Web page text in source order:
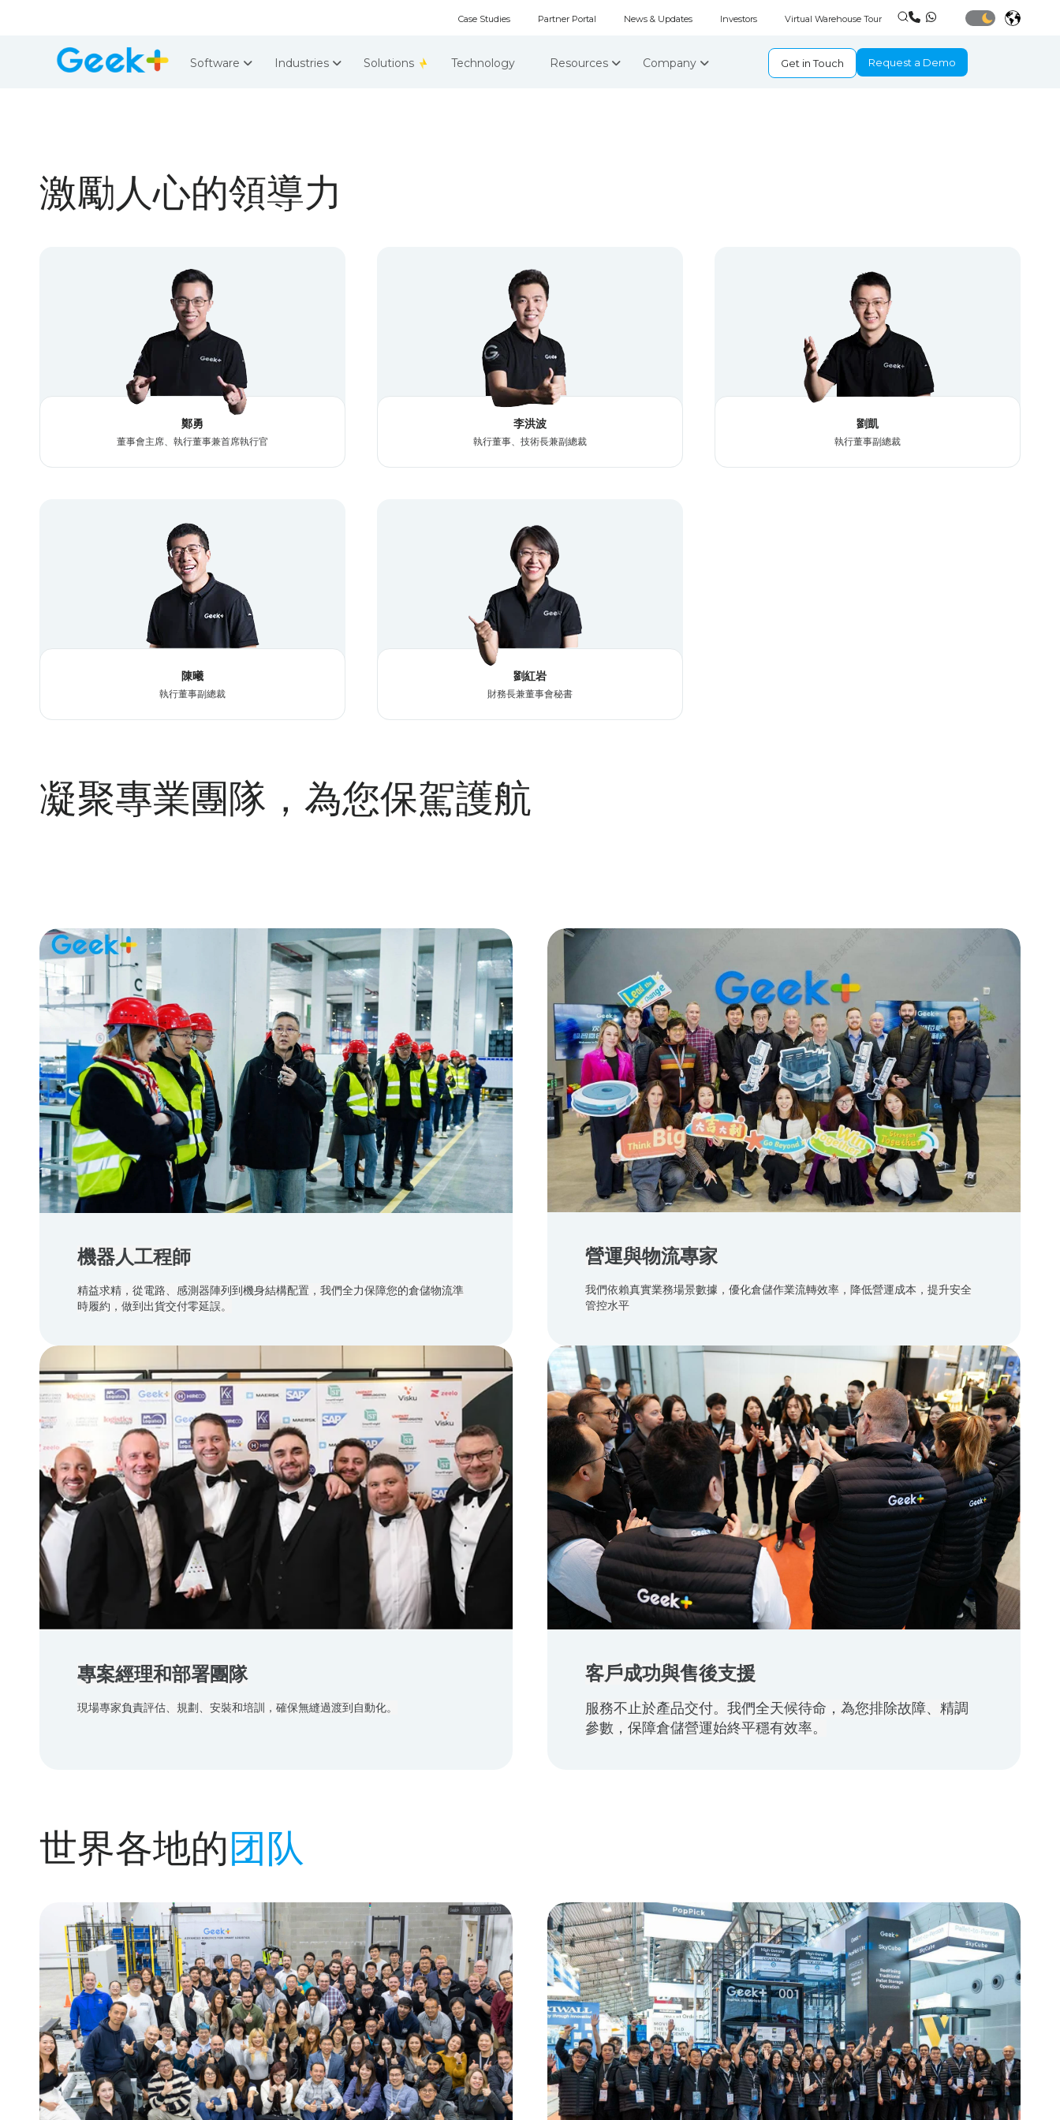
Case Studies Partner Portal News & Updates Investors Virtual Warehouse Tour
Software Industries Solutions Technology Resources Company Get in Touch Request a Demo
激勵人心的領導力
鄭勇
董事會主席、執行董事兼首席執行官
李洪波
執行董事、技術長兼副總裁
劉凱
執行董事副總裁
陳曦
執行董事副總裁
劉紅岩
財務長兼董事會秘書
凝聚專業團隊，為您保駕護航
機器人工程師
精益求精，從電路、感測器陣列到機身結構配置，我們全力保障您的倉儲物流準
時履約，做到出貨交付零延誤。
營運與物流專家
我們依賴真實業務場景數據，優化倉儲作業流轉效率，降低營運成本，提升安全
管控水平
專案經理和部署團隊
現場專家負責評估、規劃、安裝和培訓，確保無縫過渡到自動化。
客戶成功與售後支援
服務不止於產品交付。我們全天候待命，為您排除故障、精調
參數，保障倉儲營運始終平穩有效率。
世界各地的团队